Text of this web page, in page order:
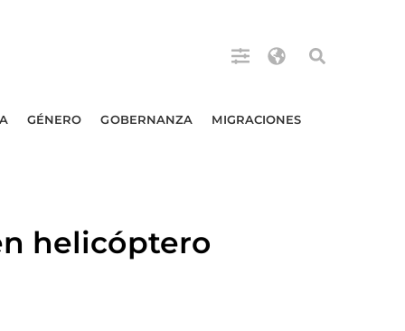
GÉNERO GOBERNANZA MIGRACIONES
helicóptero